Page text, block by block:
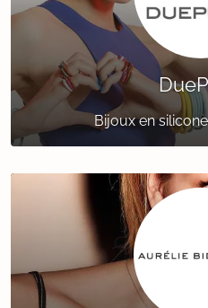
Bijoux en